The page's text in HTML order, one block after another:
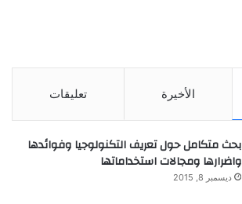
الأخيرة تعليقات
بحث متكامل حول تعريف التكنولوجيا وفوائدها
واضرارها ومجالات استخداماتها
ديسمبر 8, 2015